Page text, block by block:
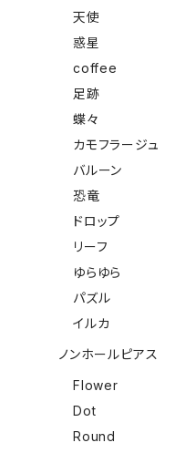
天使
惑星
coffee
足跡
蝶々
カモフラージュ
バルーン
恐竜
ドロップ
リーフ
ゆらゆら
パズル
イルカ
ノンホールピアス
Flower
Dot
Round